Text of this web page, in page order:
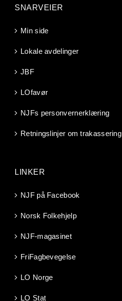
SNARVEIER
Min side
Lokale avdelinger
JBF
LOfavør
NJFs personvernerklæring
Retningslinjer om trakassering
LINKER
NJF på Facebook
Norsk Folkehjelp
NJF-magasinet
FriFagbevegelse
LO Norge
LO Stat